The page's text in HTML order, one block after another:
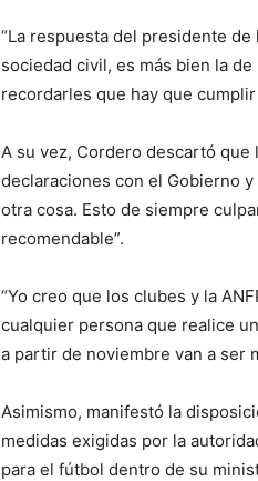
“La respuesta del presidente
sociedad civil, es más bien la
recordarles que hay que
A su vez, Cordero descartó
declaraciones con el Gobierno
otra cosa. Esto de siempre
recomendable”.
“Yo creo que los clubes y la
cualquier persona que realice
a partir de noviembre van a ser
Asimismo, manifestó la
medidas exigidas por la
para el fútbol dentro de su